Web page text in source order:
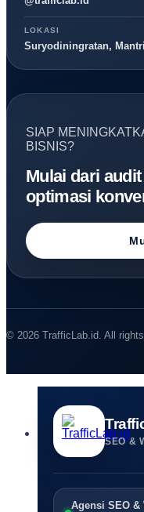
LOKASI
Suryodiningratan,
SIAP
BISNIS?
Mulai dari
optimasi
© 2026 TrafficLab.id. All rights
SEO &
Agensi SEO &